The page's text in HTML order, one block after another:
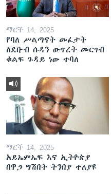
ማርች 14, 2025
የባለ ሥልጣናት መፈታት
ለደቡብ ሱዳን ውጥረት መርገብ
ቁልፍ ጉዳይ ነው ተባለ
ማርች 14, 2025
አይኤምኤፍ እና ኢትዮጵያ
በዋጋ ግሽበት ትንበያ ተለያዩ